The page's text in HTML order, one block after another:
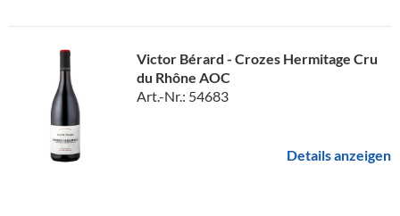
Victor Bérard - Crozes Hermitage Cru
du Rhône AOC
Art.-Nr.: 54683
Details anzeigen